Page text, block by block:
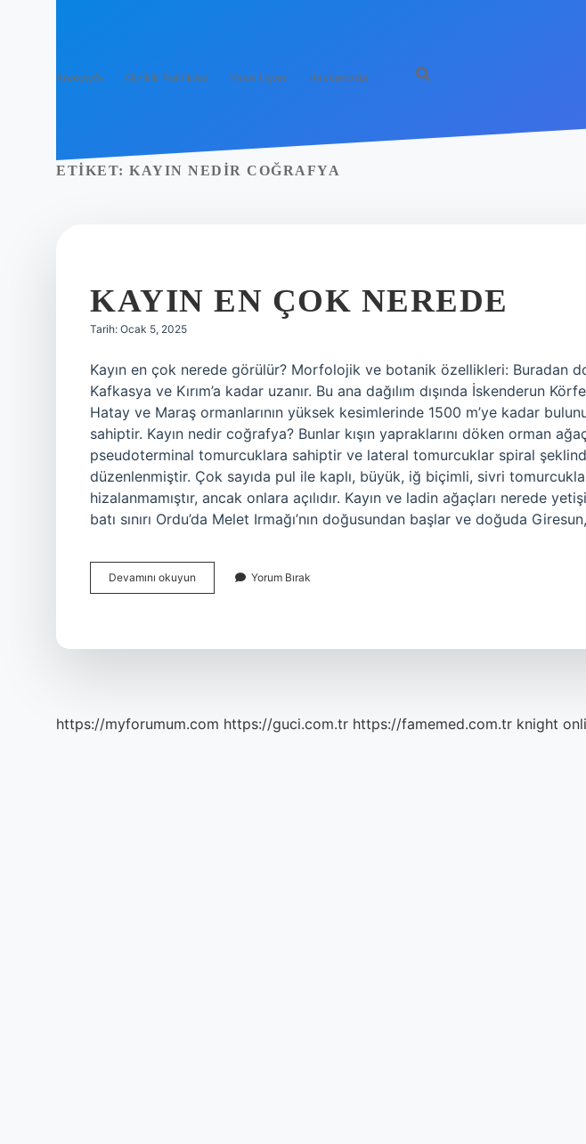
Anasayfa Gizlilik Politikası Yasal Uyarı Hakkımızda
ETIKET: KAYIN NEDIR COĞRAFYA
KAYIN EN ÇOK NEREDE
Tarih: Ocak 5, 2025
Kayın en çok nerede görülür? Morfolojik ve botanik özellikleri: Buradan
Kafkasya ve Kırım’a kadar uzanır. Bu ana dağılım dışında İskenderun
Hatay ve Maraş ormanlarının yüksek kesimlerinde 1500 m’ye kadar
sahiptir. Kayın nedir coğrafya? Bunlar kışın yapraklarını döken orman
pseudoterminal tomurcuklara sahiptir ve lateral tomurcuklar spiral
düzenlenmiştir. Çok sayıda pul ile kaplı, büyük, iğ biçimli, sivri
hizalanmamıştır, ancak onlara açılıdır. Kayın ve ladin ağaçları nerede
batı sınırı Ordu’da Melet Irmağı’nın doğusundan başlar ve doğuda
Devamını okuyun
En
Yorum Bırak
https://myforumum.com https://guci.com.tr https://famemed.com.tr knight